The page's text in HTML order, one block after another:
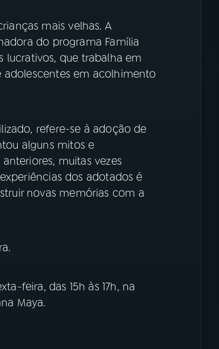
mais velhas. A
do programa Família
lucrativos, que trabalha em
em acolhimento
refere-se à adoção de
alguns mitos e
muitas vezes
dos adotados é
novas memórias com a
feira, das 15h às 17h, na
Maya.